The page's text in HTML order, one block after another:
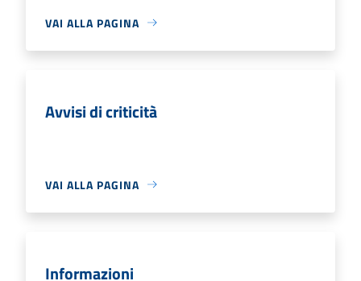
VAI ALLA PAGINA
Avvisi di criticità
VAI ALLA PAGINA
Informazioni